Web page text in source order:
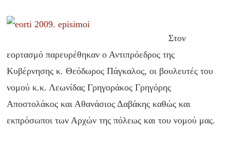
Στον
εορτασμό παρευρέθηκαν ο Αντιπρόεδρος της
Κυβέρνησης κ. Θεόδωρος Πάγκαλος, οι βουλευτές του
νομού κ.κ. Λεωνίδας Γρηγοράκος Γρηγόρης
Αποστολάκος και Αθανάσιος Δαβάκης καθώς και
εκπρόσωποι των Αρχών της πόλεως και του νομού μας.